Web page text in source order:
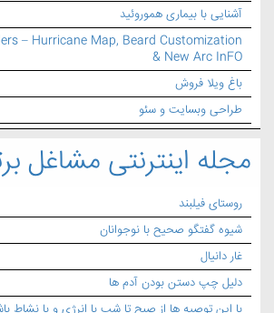
آشنایی با بیماری هموروئید
– Hurricane Map, Beard Customization
& New Arc InFO
باغ ویلا فروش
طراحی وبسایت و سئو
مجله اینترنتی مشاغل
روستای فیلبند
شیوه گفتگو صحیح با نوجوانان
غار دانیال
دلیل چپ دستن بودن آدم ها
با این توصیه ها از صبح تا شب با انرژی و با نشاط